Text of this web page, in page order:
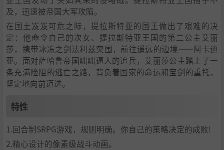
及，迅速被帝国大军攻陷。
在国土岌岌可危之际，提拉斯特亚的国王做出了艰难的决
定：他命令自己的次女、提拉斯特亚王国的第二公主艾丽
莎，携带冰冻之剑法利兹突围，前往遥远的边境——阿卡迪
亚。面对萨哈鲁帝国咄咄逼人的追兵，艾丽莎公主踏上了一
条充满险阻的逃亡之路，背负着国家的命运和宝剑的重托，
坚定地向前迈进。
特性
1.回合制SRPG游戏，规则明确。你自己的策略决定的成败!
2.精心设计的像素级战斗动画。